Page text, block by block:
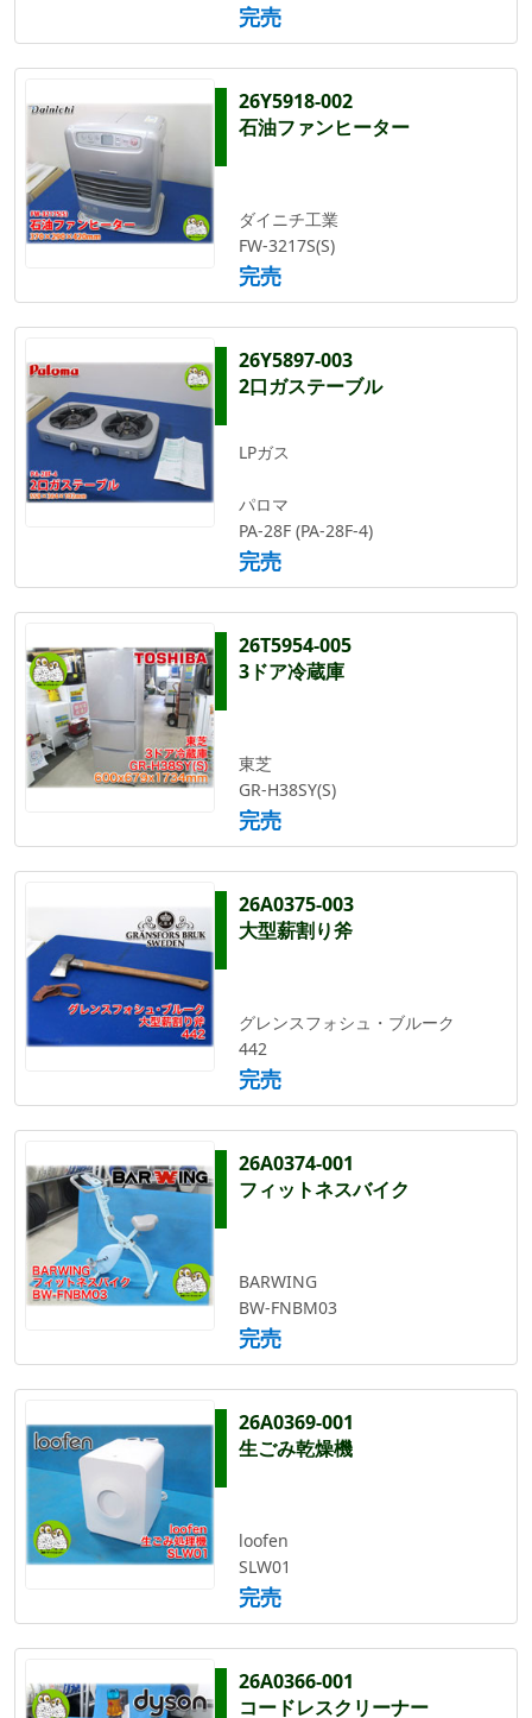
完売
26Y5918-002
石油ファンヒーター
ダイニチ工業
FW-3217S(S)
完売
26Y5897-003
2口ガステーブル
LPガス
パロマ
PA-28F (PA-28F-4)
完売
26T5954-005
3ドア冷蔵庫
東芝
GR-H38SY(S)
完売
26A0375-003
大型薪割り斧
グレンスフォシュ・ブルーク
442
完売
26A0374-001
フィットネスバイク
BARWING
BW-FNBM03
完売
26A0369-001
生ごみ乾燥機
loofen
SLW01
完売
26A0366-001
コードレスクリーナー